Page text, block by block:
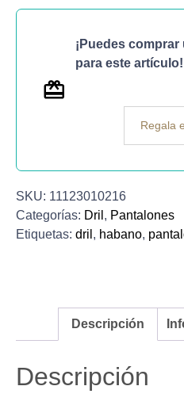
¡Puedes
para este artículo!
Regala
SKU: 11123010216
Categorías: Dril , Pantalones
Etiquetas: dril , habano,
Descripción
Descripción